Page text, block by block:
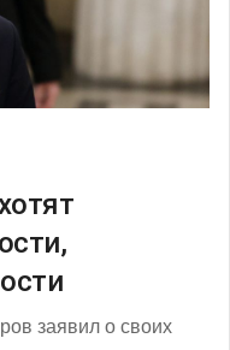
заявил о своих